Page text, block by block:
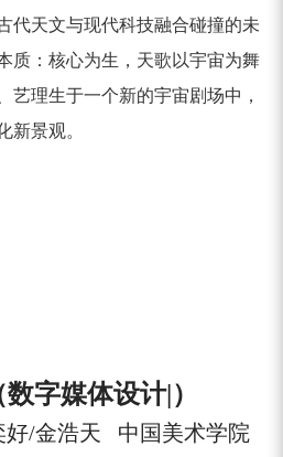
代天文与现代科技融合碰撞的未
质：核心为生，天歌以宇宙为舞
艺理生于一个新的宇宙剧场中，
新景观。
字媒体设计|）
好/金浩天 中国美术学院